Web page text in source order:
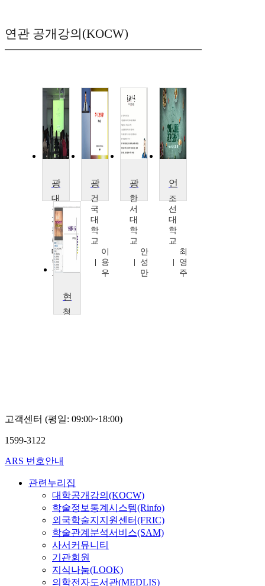
연관 공개강의(KOCW)
대
구
가
톨
릭
대
학
교
택
건
국
대
학
교
이
용
우
한
서
대
학
교
안
성
만
조
선
대
학
교
최
영
주
청
고객센터 (평일: 09:00~18:00)
1599-3122
ARS 번호안내
관련누리집
대학공개강의(KOCW)
학술정보통계시스템(Rinfo)
외국학술지지원센터(FRIC)
학술관계분석서비스(SAM)
사서커뮤니티
기관회원
지식나눔(LOOK)
의학전자도서관(MEDLIS)